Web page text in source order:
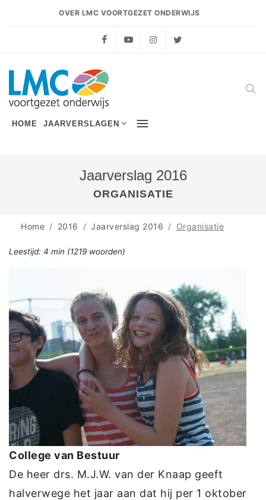
OVER LMC VOORTGEZET ONDERWIJS
FacebookYouTubeInstagram
HOME JAARVERSLAGEN
Jaarverslag 2016
ORGANISATIE
Home 2016 Jaarverslag 2016 Organisatie
Leestijd: 4 min (1219 woorden)
College van Bestuur
De heer drs. M.J.W. van der Knaap geeft
halverwege het jaar aan dat hij per 1 oktober